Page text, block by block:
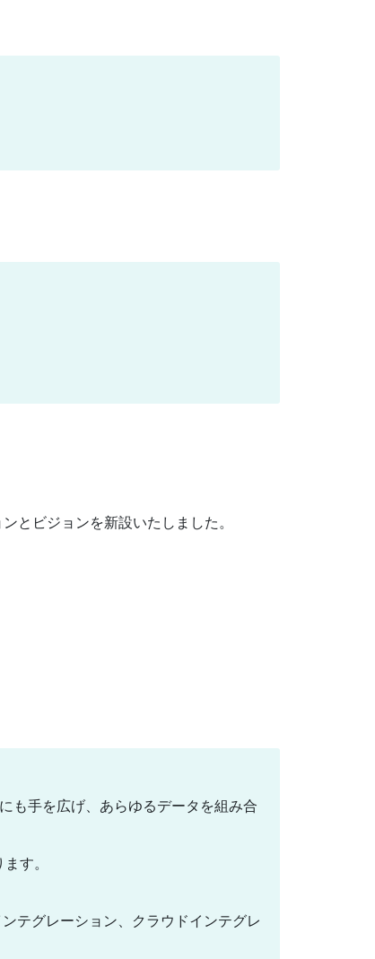
とビジョンを新設いたしました。
も手を広げ、あらゆるデータを組み合
す。
テグレーション、クラウドインテグレ